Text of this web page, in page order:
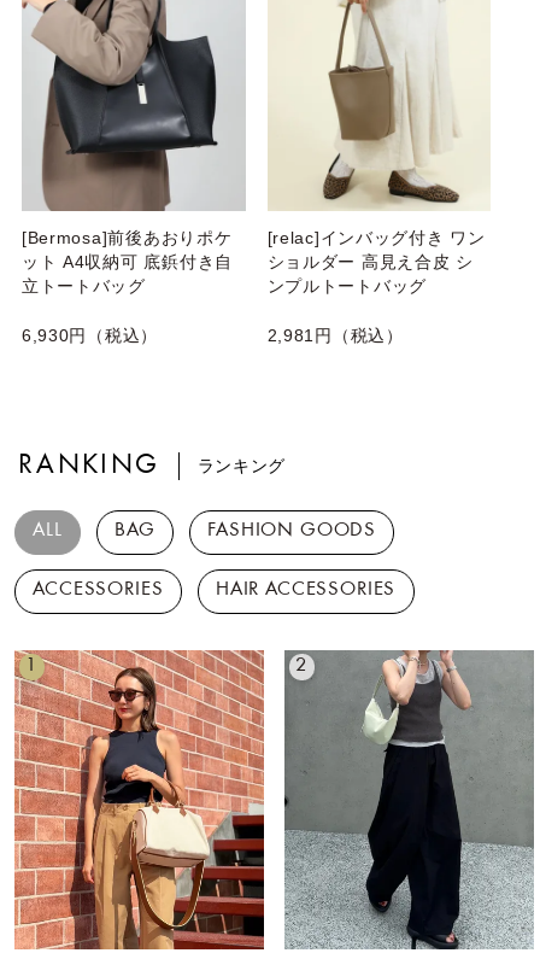
[Bermosa]前後あおりポケ
ット A4収納可 底鋲付き自
立トートバッグ
6,930円（税込）
[relac]インバッグ付き ワン
ショルダー 高見え合皮 シ
ンプルトートバッグ
2,981円（税込）
RANKING ランキング
ALL BAG FASHION GOODS
ACCESSORIES HAIR ACCESSORIES
1 2